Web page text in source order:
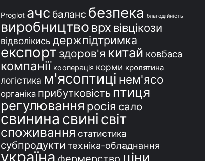
Proglot ачс баланс безпека благодійність
виробництво врх вівцікози
відволікись держпідтримка
експорт здоров'я китай ковбаса
компанії кооперація корми кролятина
логістика м'ясоптиці нем'ясо
органіка прибутковість птиця
регулювання росія сало
свинина свині світ
споживання статистика
субпродукти техніка-обладнання
україна
ціни